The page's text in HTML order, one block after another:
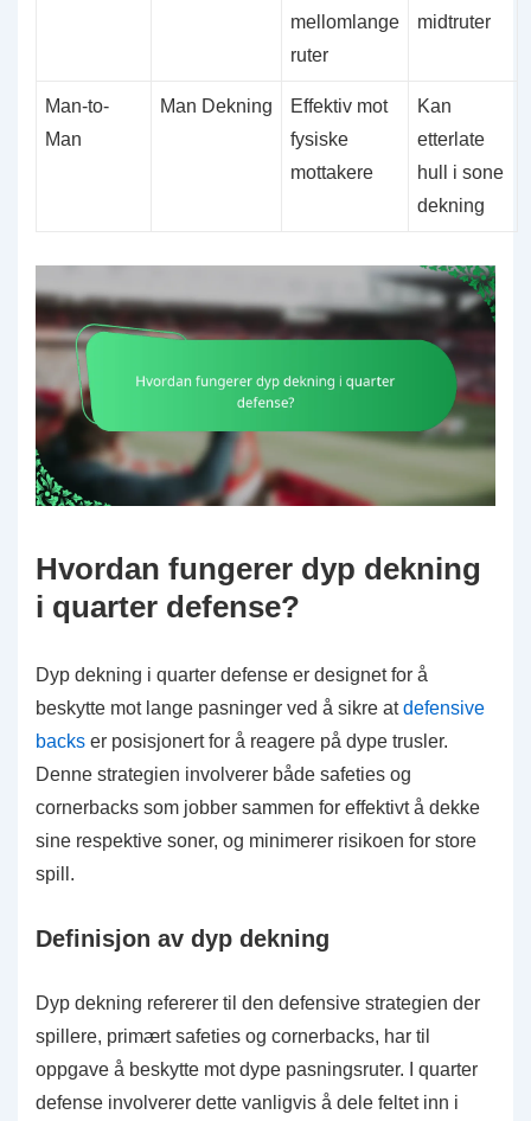
mellomlange
ruter
midtruter
Man-to-
Man
Man Dekning
Effektiv mot
fysiske
mottakere
Kan
etterlate
hull i sone
dekning
Hvordan fungerer dyp dekning
i quarter defense?
Dyp dekning i quarter defense er designet for å
beskytte mot lange pasninger ved å sikre atdefensive
backs er posisjonert for å reagere på dype trusler.
Denne strategien involverer både safeties og
cornerbacks som jobber sammen for effektivt å dekke
sine respektive soner, og minimerer risikoen for store
spill.
Definisjon av dyp dekning
Dyp dekning refererer til den defensive strategien der
spillere, primært safeties og cornerbacks, har til
oppgave å beskytte mot dype pasningsruter. I quarter
defense involverer dette vanligvis å dele feltet inn i